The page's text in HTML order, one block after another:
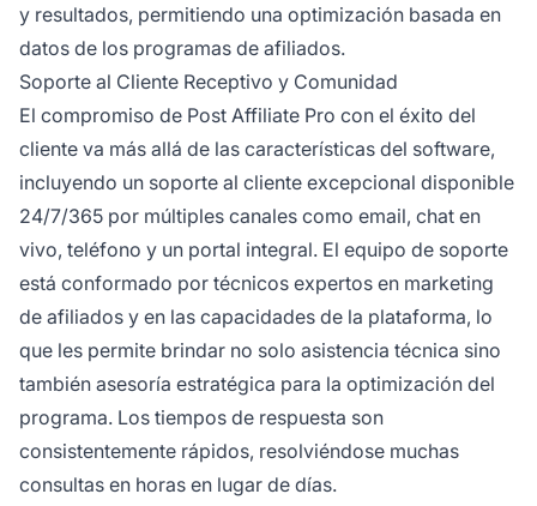
y resultados, permitiendo una optimización basada en
datos de los programas de afiliados.
Soporte al Cliente Receptivo y Comunidad
El compromiso de Post Affiliate Pro con el éxito del
cliente va más allá de las características del software,
incluyendo un soporte al cliente excepcional disponible
24/7/365 por múltiples canales como email, chat en
vivo, teléfono y un portal integral. El equipo de soporte
está conformado por técnicos expertos en marketing
de afiliados y en las capacidades de la plataforma, lo
que les permite brindar no solo asistencia técnica sino
también asesoría estratégica para la optimización del
programa. Los tiempos de respuesta son
consistentemente rápidos, resolviéndose muchas
consultas en horas en lugar de días.